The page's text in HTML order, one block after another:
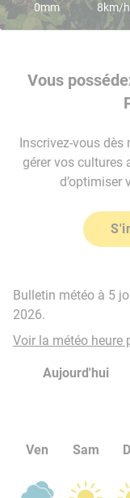
0mm 8km/h
Vous
Inscrivez-vous
gérer vos cultures
d’optimiser
Bulletin météo à 5
2026.
Voir la météo heure
Aujourd'hui
Ven Sam